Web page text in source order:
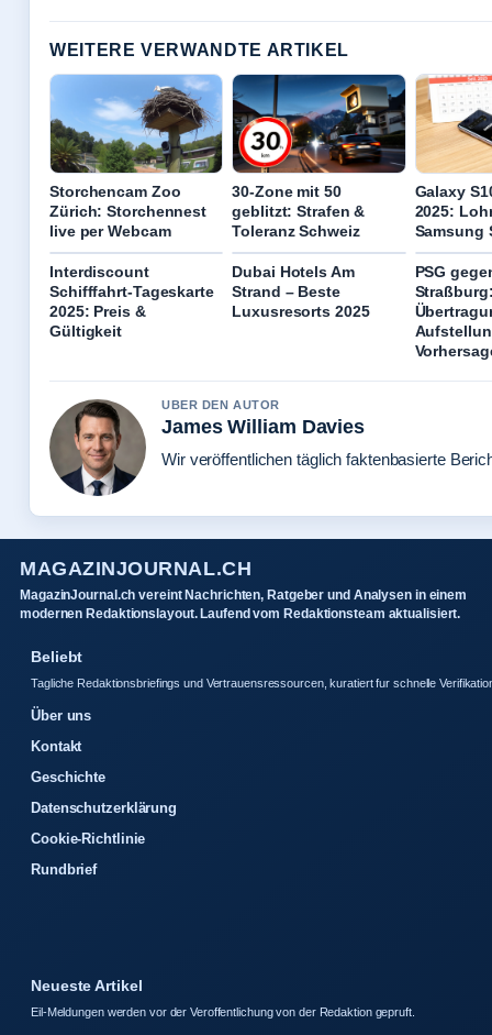
WEITERE VERWANDTE ARTIKEL
Storchencam Zoo
Zürich: Storchennest
live per Webcam
30-Zone mit 50
geblitzt: Strafen &
Toleranz Schweiz
Galaxy
2025:
Samsung
Interdiscount
Schifffahrt-Tageskarte
2025: Preis &
Gültigkeit
Dubai Hotels Am
Strand – Beste
Luxusresorts 2025
PSG
UBER DEN AUTOR
James William Davies
Wir veröffentlichen täglich faktenbasierte
MAGAZINJOURNAL.CH
MagazinJournal.ch vereint Nachrichten, Ratgeber und Analysen in einem
modernen Redaktionslayout. Laufend vom Redaktionsteam aktualisiert.
Beliebt
Tagliche Redaktionsbriefings und Vertrauensressourcen, kuratiert fur schnelle
Über uns
Kontakt
Geschichte
Datenschutzerklärung
Cookie-Richtlinie
Rundbrief
Neueste Artikel
Eil-Meldungen werden vor der Veroffentlichung von der Redaktion gepruft.